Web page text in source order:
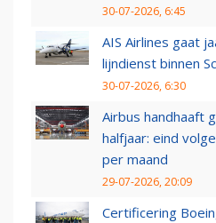
30-07-2026, 6:45
AIS Airlines gaat
lijndienst binnen
30-07-2026, 6:30
Airbus handhaaft
halfjaar: eind
per maand
29-07-2026, 20:09
Certificering